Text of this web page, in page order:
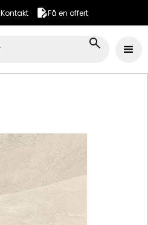
Kontakt Få en offert